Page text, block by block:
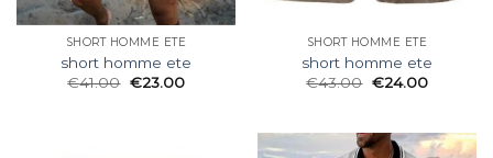
SHORT HOMME ETE
short homme ete
€41.00 €23.00
SHORT HOMME ETE
short homme ete
€43.00 €24.00